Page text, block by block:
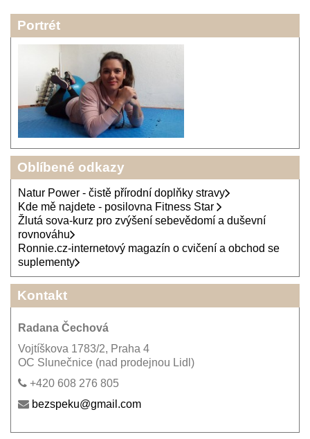
Portrét
Oblíbené odkazy
Natur Power - čistě přírodní doplňky stravy
Kde mě najdete - posilovna Fitness Star
Žlutá sova-kurz pro zvýšení sebevědomí a duševní
rovnováhu
Ronnie.cz-internetový magazín o cvičení a obchod se
suplementy
Kontakt
Radana Čechová
Vojtíškova 1783/2, Praha 4
OC Slunečnice (nad prodejnou Lidl)
+420 608 276 805
bezspeku@gmail.com